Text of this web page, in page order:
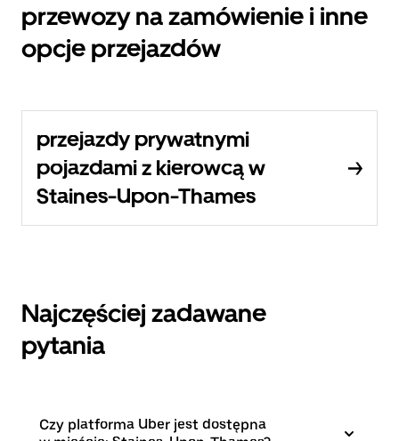
przewozy na zamówienie i inne
opcje przejazdów
przejazdy prywatnymi
pojazdami z kierowcą w
Staines-Upon-Thames
Najczęściej zadawane
pytania
Czy platforma Uber jest dostępna